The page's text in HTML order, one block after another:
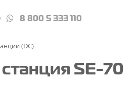
8 800 5 333 110
(DC)
SE-70